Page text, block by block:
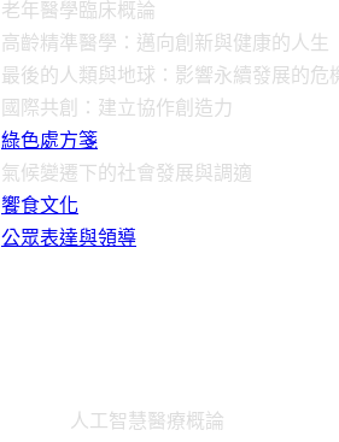
老年醫學臨床概論
高齡精準醫學：邁向創新與健康的人生
最後的人類與地球：影響永續發展的危
國際共創：建立協作創造力
綠色處方箋
氣候變遷下的社會發展與調適
饗食文化
公眾表達與領導
人工智慧醫療概論